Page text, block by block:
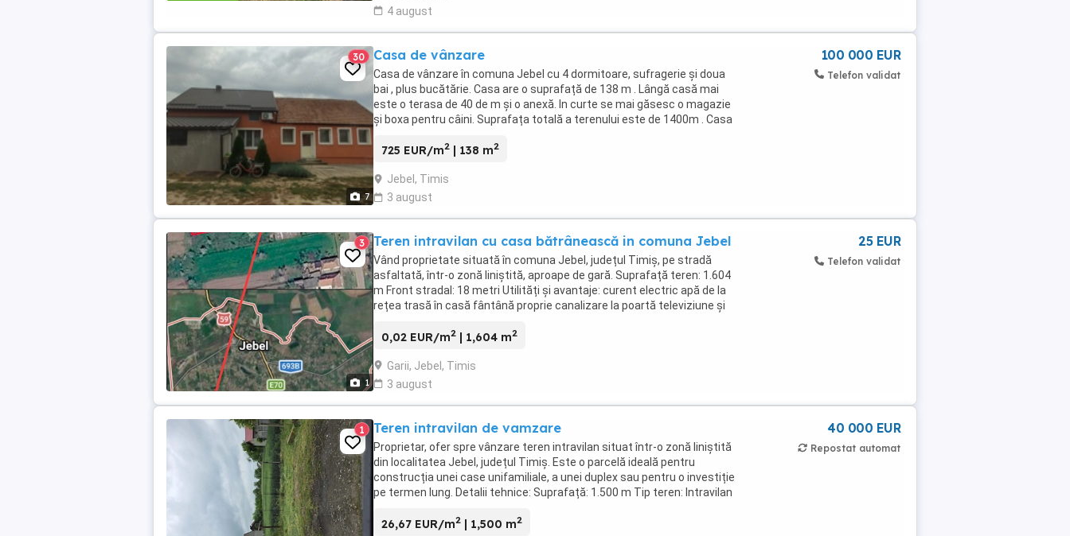
4 august
7
30 Casa de vânzare
Casa de vânzare în comuna Jebel cu 4 dormitoare, sufragerie și doua
bai , plus bucătărie. Casa are o suprafață de 138 m . Lângă casă mai
este o terasa de 40 de m și o anexă. In curte se mai găsesc o magazie
și boxa pentru câini. Suprafața totală a terenului este de 1400m . Casa
725 EUR/m2 | 138 m2
Jebel, Timis
3 august
100 000 EUR
Telefon validat
1
3 Teren intravilan cu casa bătrânească in comuna Jebel
Vând proprietate situată în comuna Jebel, județul Timiș, pe stradă
asfaltată, într-o zonă liniștită, aproape de gară. Suprafață teren: 1.604
m Front stradal: 18 metri Utilități și avantaje: curent electric apă de la
rețea trasă în casă fântână proprie canalizare la poartă televiziune și
0,02 EUR/m2 | 1,604 m2
Garii, Jebel, Timis
3 august
25 EUR
Telefon validat
1 Teren intravilan de vamzare
Proprietar, ofer spre vânzare teren intravilan situat într-o zonă liniștită
din localitatea Jebel, județul Timiș. Este o parcelă ideală pentru
construcția unei case unifamiliale, a unei duplex sau pentru o investiție
pe termen lung. Detalii tehnice: Suprafață: 1.500 m Tip teren: Intravilan
26,67 EUR/m2 | 1,500 m2
40 000 EUR
Repostat automat